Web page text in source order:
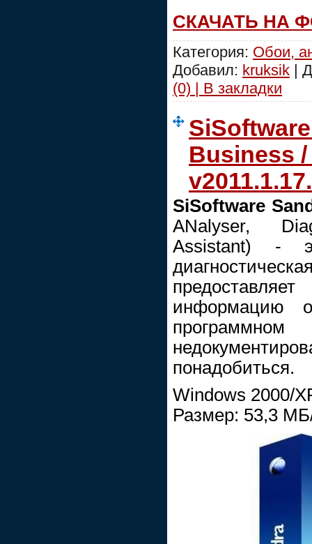
СКАЧАТЬ НА
Категория: Обои,
Добавил: kruksik |
(0) | В закладки
Business
SiSoftware
ANalyser,
Assistant) -
информацию
программном
понадобиться.
Windows 2000/
Размер: 53,3